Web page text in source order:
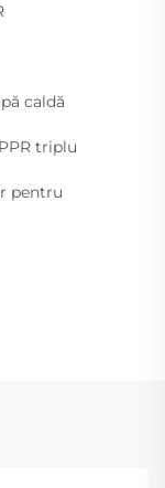
caldă
triplu
pentru